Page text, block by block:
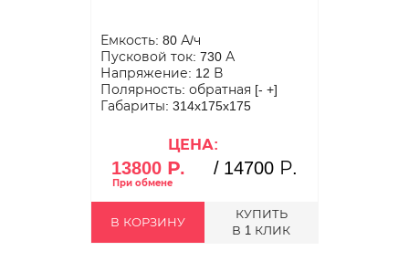
Емкость: 80 А/ч
Пусковой ток: 730 А
Напряжение: 12 В
Полярность: обратная [- +]
Габариты: 314x175x175
ЦЕНА:
13800 Р. / 14700 Р.
В КОРЗИНУ
КУПИТЬ
В 1 КЛИК